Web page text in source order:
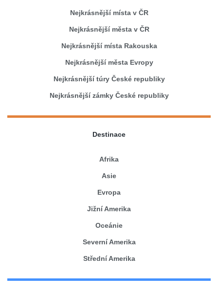
Nejkrásnější místa v ČR
Nejkrásnější města v ČR
Nejkrásnější místa Rakouska
Nejkrásnější města Evropy
Nejkrásnější túry České republiky
Nejkrásnější zámky České republiky
Destinace
Afrika
Asie
Evropa
Jižní Amerika
Oceánie
Severní Amerika
Střední Amerika